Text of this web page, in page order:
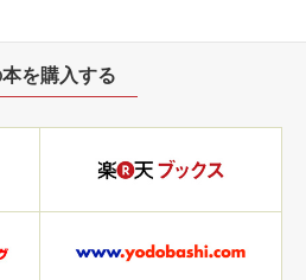
本を購入する